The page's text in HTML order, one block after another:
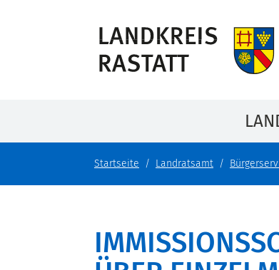
Startseite Landratsamt